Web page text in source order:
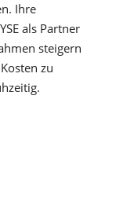
Ihre
als Partner
steigern
zu